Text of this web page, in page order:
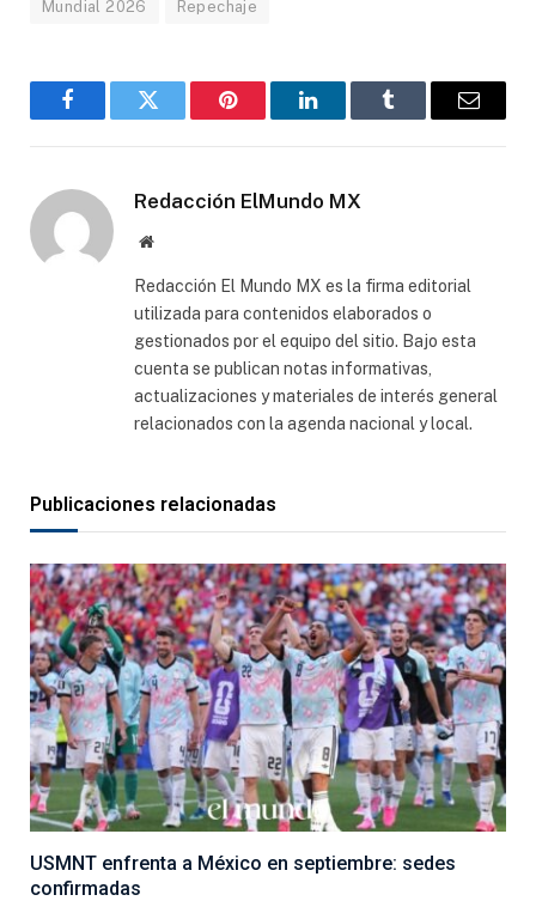
Mundial 2026 Repechaje
FacebookGorjeo Pinterest LinkedInTumblr
Correo
Redacción ElMundo MX
Sitio
Redacción El Mundo MX es la firma editorial
utilizada para contenidos elaborados o
gestionados por el equipo del sitio. Bajo esta
cuenta se publican notas informativas,
actualizaciones y materiales de interés general
relacionados con la agenda nacional y local.
Publicaciones relacionadas
USMNT enfrenta a México en septiembre: sedes
confirmadas